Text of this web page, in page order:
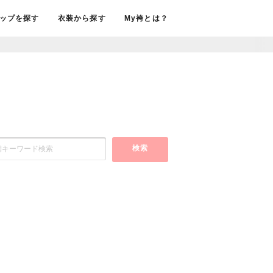
プを探す 衣装から探す My袴とは？
検索